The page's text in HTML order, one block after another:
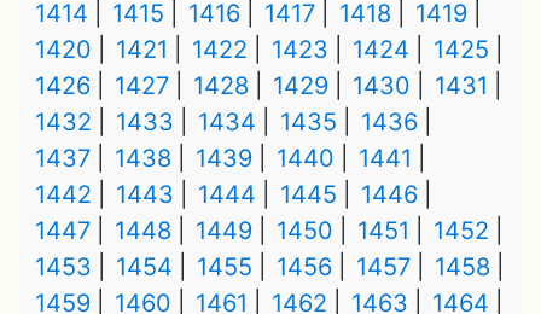
1414
1415 1416 1417 1418
1419
1420
1421 1422 1423 1424
1425
1426
1427 1428 1429 1430
1431
1432
1433 1434 1435
1436
1437
1438 1439 1440
1441
1442
1443 1444 1445
1446
1447
1448 1449 1450 1451
1452
1453
1454 1455 1456 1457
1458
1459
1460 1461 1462 1463
1464